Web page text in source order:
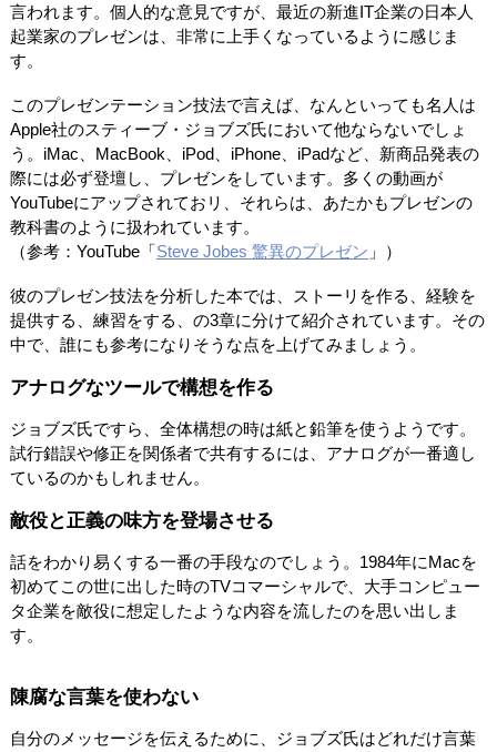
言われます。個人的な意見ですが、最近の新進IT企業の日本人
起業家のプレゼンは、非常に上手くなっているように感じま
す。
このプレゼンテーション技法で言えば、なんといっても名人は
Apple社のスティーブ・ジョブズ氏において他ならないでしょ
う。iMac、MacBook、iPod、iPhone、iPadなど、新商品発表の
際には必ず登壇し、プレゼンをしています。多くの動画が
YouTubeにアップされておリ、それらは、あたかもプレゼンの
教科書のように扱われています。
（参考：YouTube「 Steve Jobes 驚異のプレゼン 」）
彼のプレゼン技法を分析した本では、ストーリを作る、経験を
提供する、練習をする、の3章に分けて紹介されています。その
中で、誰にも参考になりそうな点を上げてみましょう。
アナログなツールで構想を作る
ジョブズ氏ですら、全体構想の時は紙と鉛筆を使うようです。
試行錯誤や修正を関係者で共有するには、アナログが一番適し
ているのかもしれません。
敵役と正義の味方を登場させる
話をわかり易くする一番の手段なのでしょう。1984年にMacを
初めてこの世に出した時のTVコマーシャルで、大手コンピュー
タ企業を敵役に想定したような内容を流したのを思い出しま
す。
陳腐な言葉を使わない
自分のメッセージを伝えるために、ジョブズ氏はどれだけ言葉